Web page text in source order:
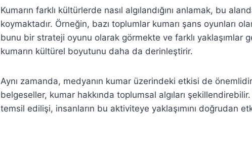
Kumarın farklı kültürlerde nasıl algılandığını anlamak, bu
koymaktadır. Örneğin, bazı toplumlar kumarı şans oyunları
bunu bir strateji oyunu olarak görmekte ve farklı yaklaşımlar
kumarın kültürel boyutunu daha da derinleştirir.
Aynı zamanda, medyanın kumar üzerindeki etkisi de
belgeseller, kumar hakkında toplumsal algıları
temsil edilişi, insanların bu aktiviteye yaklaşımını doğrudan